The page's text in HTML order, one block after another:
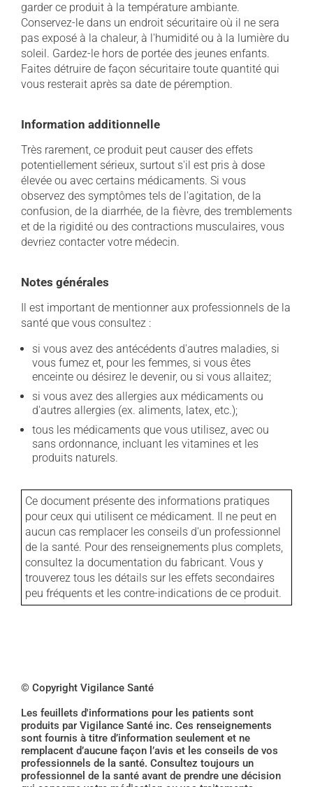
garder ce produit à la température ambiante.
Conservez-le dans un endroit sécuritaire où il ne sera
pas exposé à la chaleur, à l'humidité ou à la lumière du
soleil. Gardez-le hors de portée des jeunes enfants.
Faites détruire de façon sécuritaire toute quantité qui
vous resterait après sa date de péremption.
Information additionnelle
Très rarement, ce produit peut causer des effets
potentiellement sérieux, surtout s'il est pris à dose
élevée ou avec certains médicaments. Si vous
observez des symptômes tels de l'agitation, de la
confusion, de la diarrhée, de la fièvre, des tremblements
et de la rigidité ou des contractions musculaires, vous
devriez contacter votre médecin.
Notes générales
Il est important de mentionner aux professionnels de la
santé que vous consultez :
si vous avez des antécédents d'autres maladies, si
vous fumez et, pour les femmes, si vous êtes
enceinte ou désirez le devenir, ou si vous allaitez;
si vous avez des allergies aux médicaments ou
d'autres allergies (ex. aliments, latex, etc.);
tous les médicaments que vous utilisez, avec ou
sans ordonnance, incluant les vitamines et les
produits naturels.
Ce document présente des informations pratiques
pour ceux qui utilisent ce médicament. Il ne peut en
aucun cas remplacer les conseils d'un professionnel
de la santé. Pour des renseignements plus complets,
consultez la documentation du fabricant. Vous y
trouverez tous les détails sur les effets secondaires
peu fréquents et les contre-indications de ce produit.
© Copyright Vigilance Santé
Les feuillets d'informations pour les patients sont
produits par Vigilance Santé inc. Ces renseignements
sont fournis à titre d’information seulement et ne
remplacent d’aucune façon l’avis et les conseils de vos
professionnels de la santé. Consultez toujours un
professionnel de la santé avant de prendre une décision